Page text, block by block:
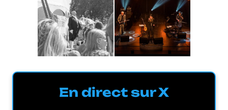
En direct sur X